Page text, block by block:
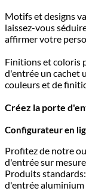
Motifs et designs
laissez-vous
affirmer votre
Finitions et coloris
d'entrée un cachet
couleurs et de
Créez la porte
Configurateur en
Profitez de notre
d'entrée sur
Produits
d'entrée aluminium